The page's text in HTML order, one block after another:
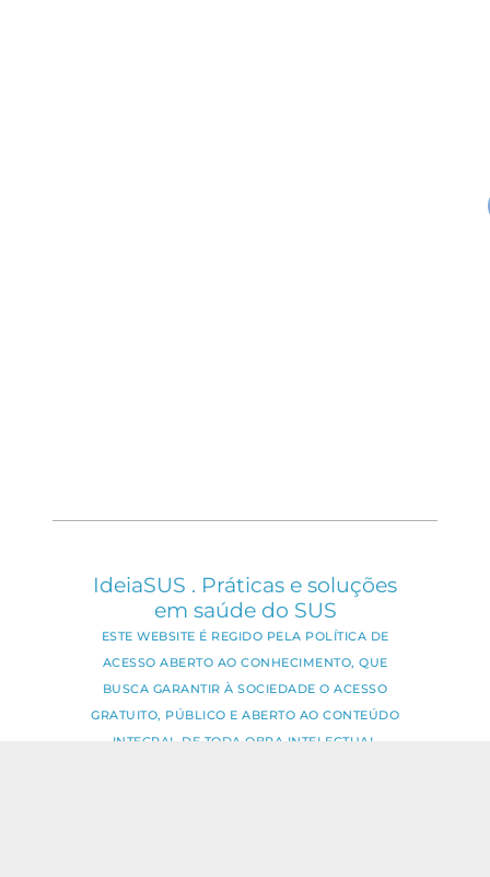
IdeiaSUS . Práticas e soluções
em saúde do SUS
ESTE WEBSITE É REGIDO PELA POLÍTICA DE
ACESSO ABERTO AO CONHECIMENTO, QUE
BUSCA GARANTIR À SOCIEDADE O ACESSO
GRATUITO, PÚBLICO E ABERTO AO CONTEÚDO
INTEGRAL DE TODA OBRA INTELECTUAL